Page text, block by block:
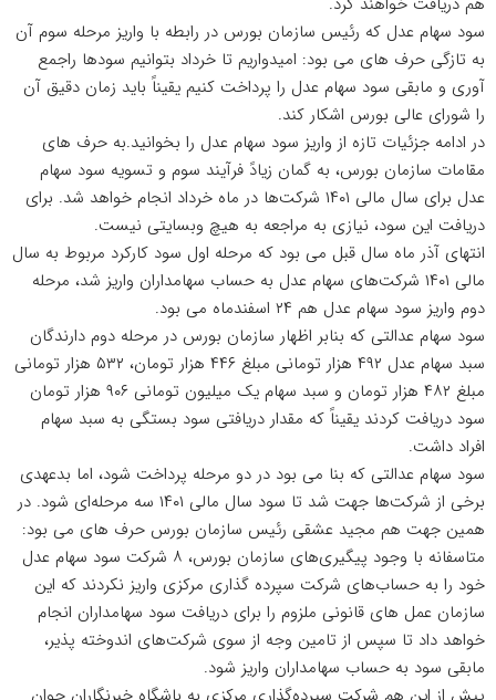
سود سهام عدل که رئیس سازمان بورس در رابطه با واریز مرحله سوم آن
به تازگی حرف های می بود: امیدواریم تا خرداد بتوانیم سودها راجمع
آوری و مابقی سود سهام عدل را پرداخت کنیم یقیناً باید زمان دقیق آن
را شورای عالی بورس اشکار کند.
در ادامه جزئیات تازه از واریز سود سهام عدل را بخوانید.به حرف های
مقامات سازمان بورس، به گمان زیادً فرآیند سوم و تسویه سود سهام
عدل برای سال مالی ۱۴۰۱ شرکت‌ها در ماه خرداد انجام خواهد شد. برای
دریافت این سود، نیازی به مراجعه به هیچ وبسایتی نیست.
انتهای آذر ماه سال قبل می بود که مرحله اول سود کارکرد مربوط به سال
مالی ۱۴۰۱ شرکت‌های سهام عدل به حساب سهامداران واریز شد، مرحله
دوم واریز سود سهام عدل هم ۲۴ اسفندماه می بود.
سود سهام عدالتی که بنابر اظهار سازمان بورس در مرحله دوم دارندگان
سبد سهام عدل ۴۹۲ هزار تومانی مبلغ ۴۴۶ هزار تومان، ۵۳۲ هزار تومانی
مبلغ ۴۸۲ هزار تومان و سبد سهام یک میلیون تومانی ۹۰۶ هزار تومان
سود دریافت کردند یقیناً که مقدار دریافتی سود بستگی به سبد سهام
افراد داشت.
سود سهام عدالتی که بنا می بود در دو مرحله پرداخت شود، اما بدعهدی
برخی از شرکت‌ها جهت شد تا سود سال مالی ۱۴۰۱ سه مرحله‌ای شود. در
همین جهت هم مجید عشقی رئیس سازمان بورس حرف های می بود:
متاسفانه با وجود پیگیری‌های سازمان بورس، ۸ شرکت سود سهام عدل
خود را به حساب‌های شرکت سپرده گذاری مرکزی واریز نکردند که این
سازمان عمل های قانونی ملزوم را برای دریافت سود سهامداران انجام
خواهد داد تا سپس از تامین وجه از سوی شرکت‌های اندوخته پذیر،
مابقی سود به حساب سهامداران واریز شود.